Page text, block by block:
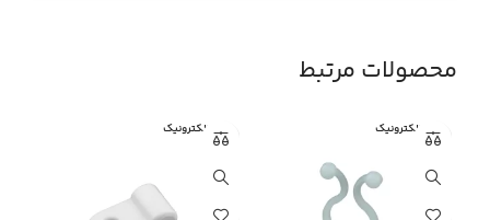
محصولات مرتبط
نبی الکترونیک نبی الکترونیک